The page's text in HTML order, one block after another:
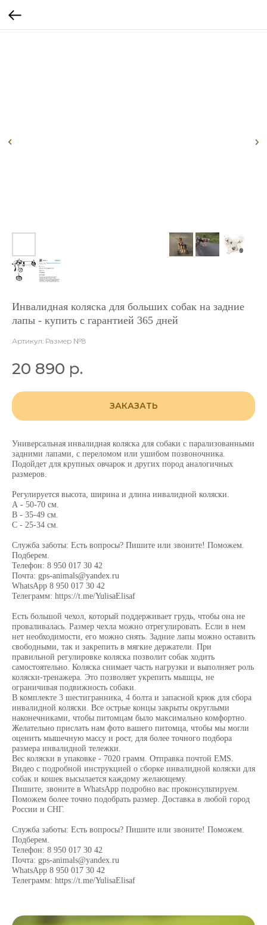
Инвалидная коляска для больших собак на задние
лапы - купить с гарантией 365 дней
Артикул: Размер №8
20 890 р.
ЗАКАЗАТЬ
Универсальная инвалидная коляска для собаки с парализованными
задними лапами, с переломом или ушибом позвоночника.
Подойдет для крупных овчарок и других пород аналогичных
размеров.
Регулируется высота, ширина и длина инвалидной коляски.
А - 50-70 см.
В - 35-49 см.
С - 25-34 см.
Служба заботы: Есть вопросы? Пишите или звоните! Поможем.
Подберем.
Телефон: 8 950 017 30 42
Почта: gps-animals@yandex.ru
WhatsApp 8 950 017 30 42
Телеграмм: https://t.me/YulisaElisaf
Есть большой чехол, который поддерживает грудь, чтобы она не
проваливалась. Размер чехла можно отрегулировать. Если в нем
нет необходимости, его можно снять. Задние лапы можно оставить
свободными, так и закрепить в мягкие держатели. При
правильной регулировке коляска позволит собак ходить
самостоятельно. Коляска снимает часть нагрузки и выполняет роль
коляски-тренажера. Это позволяет укрепить мышцы, не
ограничивая подвижность собаки.
В комплекте 3 шестигранника, 4 болта и запасной крюк для сбора
инвалидной коляски. Все острые концы закрыты округлыми
наконечниками, чтобы питомцам было максимально комфортно.
Желательно прислать нам фото вашего питомца, чтобы мы могли
оценить мышечную массу и рост, для более точного подбора
размера инвалидной тележки.
Вес коляски в упаковке - 7020 грамм. Отправка почтой ЕМS.
Видео с подробной инструкцией о сборке инвалидной коляски для
собак и кошек высылается каждому желающему.
Пишите, звоните в WhatsApp подробно вас проконсультируем.
Поможем более точно подобрать размер. Доставка в любой город
России и СНГ.
Служба заботы: Есть вопросы? Пишите или звоните! Поможем.
Подберем.
Телефон: 8 950 017 30 42
Почта: gps-animals@yandex.ru
WhatsApp 8 950 017 30 42
Телеграмм: https://t.me/YulisaElisaf